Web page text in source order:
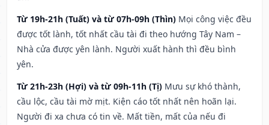
Từ 19h-21h (Tuất) và từ 07h-09h (Thìn) Mọi công việc đều
được tốt lành, tốt nhất cầu tài đi theo hướng Tây Nam –
Nhà cửa được yên lành. Người xuất hành thì đều bình
yên.
Từ 21h-23h (Hợi) và từ 09h-11h (Tị) Mưu sự khó thành,
cầu lộc, cầu tài mờ mịt. Kiện cáo tốt nhất nên hoãn lại.
Người đi xa chưa có tin về. Mất tiền, mất của nếu đi